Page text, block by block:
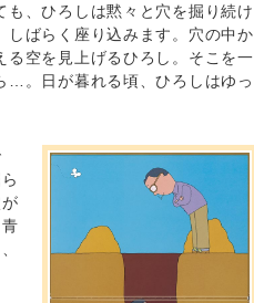
も、ひろしは黙々と穴を掘り続け
しばらく座り込みます。穴の中か
る空を見上げるひろし。そこを一
…。日が暮れる頃、ひろしはゆっ